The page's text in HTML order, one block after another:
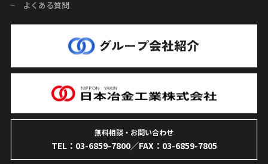
よくある質問
無料相談・お問い合わせ
TEL： 03-6859-7800／FAX：03-6859-7805